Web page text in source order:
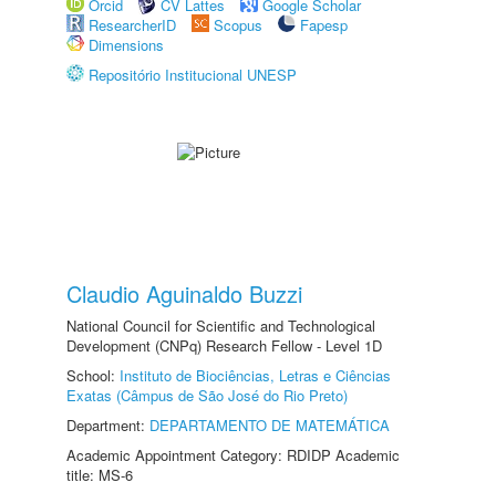
Orcid
CV Lattes
Google Scholar
ResearcherID
Scopus
Fapesp
Dimensions
Repositório Institucional UNESP
Claudio Aguinaldo Buzzi
National Council for Scientific and Technological
Development (CNPq) Research Fellow - Level 1D
School: Instituto de Biociências, Letras e Ciências
Exatas (Câmpus de São José do Rio Preto)
Department: DEPARTAMENTO DE MATEMÁTICA
Academic Appointment Category: RDIDP Academic
title: MS-6